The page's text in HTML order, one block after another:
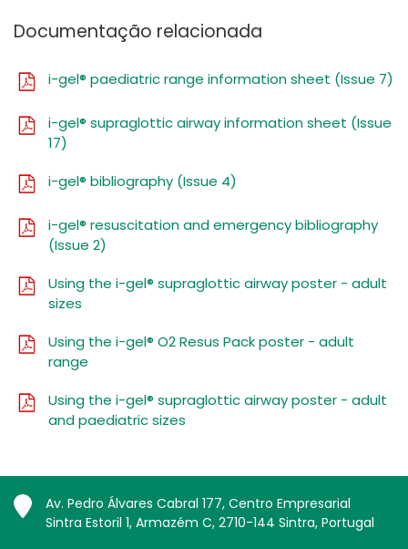
Documentação relacionada
i-gel® paediatric range information sheet (Issue 7)
i-gel® supraglottic airway information sheet (Issue
17)
i-gel® bibliography (Issue 4)
i-gel® resuscitation and emergency bibliography
(Issue 2)
Using the i-gel® supraglottic airway poster - adult
sizes
Using the i-gel® O2 Resus Pack poster - adult
range
Using the i-gel® supraglottic airway poster - adult
and paediatric sizes
Av. Pedro Álvares Cabral 177, Centro Empresarial
Sintra Estoril 1, Armazém C, 2710-144 Sintra, Portugal